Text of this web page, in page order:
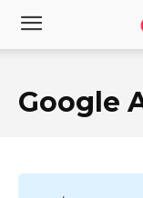
Google